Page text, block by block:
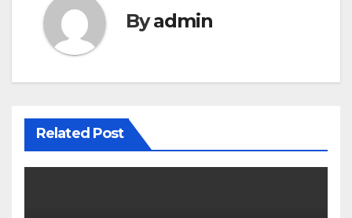
Byadmin
Related Post